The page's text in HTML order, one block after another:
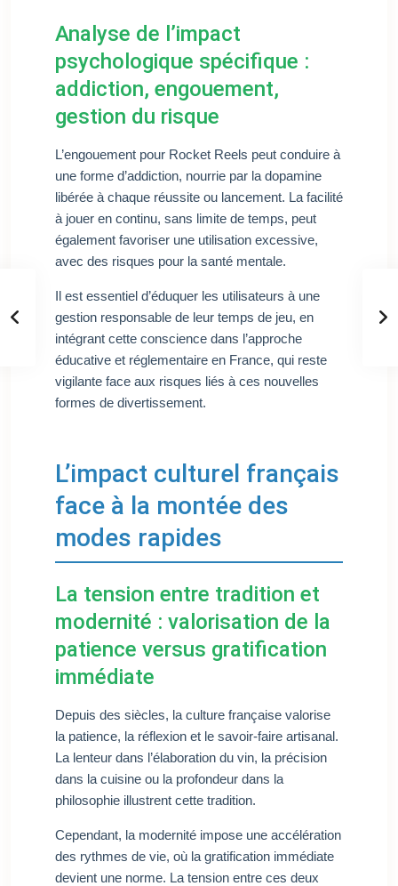
Analyse de l’impact
psychologique spécifique :
addiction, engouement,
gestion du risque
L’engouement pour Rocket Reels peut conduire à
une forme d’addiction, nourrie par la dopamine
libérée à chaque réussite ou lancement. La facilité
à jouer en continu, sans limite de temps, peut
également favoriser une utilisation excessive,
avec des risques pour la santé mentale.
Il est essentiel d’éduquer les utilisateurs à une
gestion responsable de leur temps de jeu, en
intégrant cette conscience dans l’approche
éducative et réglementaire en France, qui reste
vigilante face aux risques liés à ces nouvelles
formes de divertissement.
L’impact culturel français
face à la montée des
modes rapides
La tension entre tradition et
modernité : valorisation de la
patience versus gratification
immédiate
Depuis des siècles, la culture française valorise
la patience, la réflexion et le savoir-faire artisanal.
La lenteur dans l’élaboration du vin, la précision
dans la cuisine ou la profondeur dans la
philosophie illustrent cette tradition.
Cependant, la modernité impose une accélération
des rythmes de vie, où la gratification immédiate
devient une norme. La tension entre ces deux